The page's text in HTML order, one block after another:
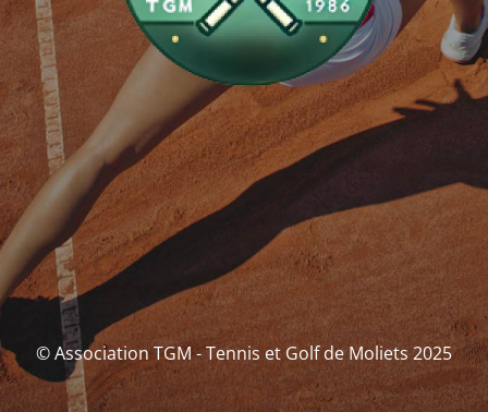
© Association TGM - Tennis et Golf de Moliets 2025